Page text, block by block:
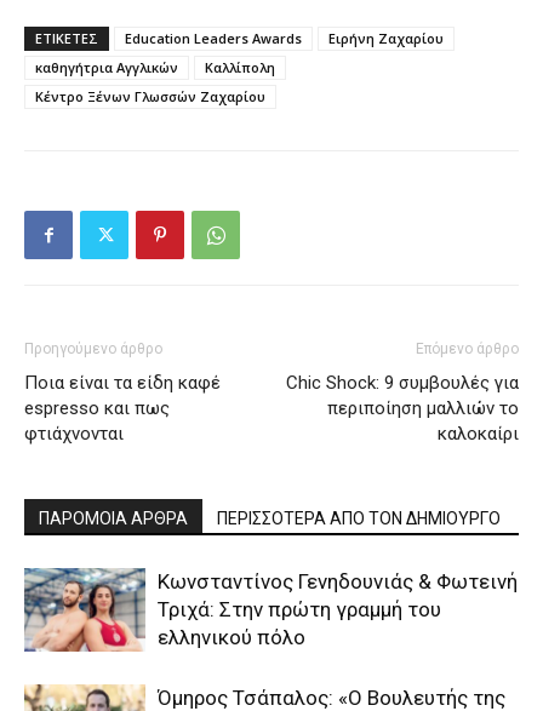
ΕΤΙΚΕΤΕΣ Education Leaders Awards
Ειρήνη Ζαχαρίου
καθηγήτρια Αγγλικών
Καλλίπολη
Κέντρο Ξένων Γλωσσών Ζαχαρίου
Προηγούμενο άρθρο
Ποια είναι τα είδη καφέ
espresso και πως
φτιάχνονται
Επόμενο άρθρο
Chic Shock: 9 συμβουλές για
περιποίηση μαλλιών το
καλοκαίρι
ΠΑΡΟΜΟΙΑ ΑΡΘΡΑ ΠΕΡΙΣΣΟΤΕΡΑ ΑΠΟ ΤΟΝ ΔΗΜΙΟΥΡΓΟ
Κωνσταντίνος Γενηδουνιάς & Φωτεινή
Τριχά: Στην πρώτη γραμμή του
ελληνικού πόλο
Όμηρος Τσάπαλος: «Ο Βουλευτής της